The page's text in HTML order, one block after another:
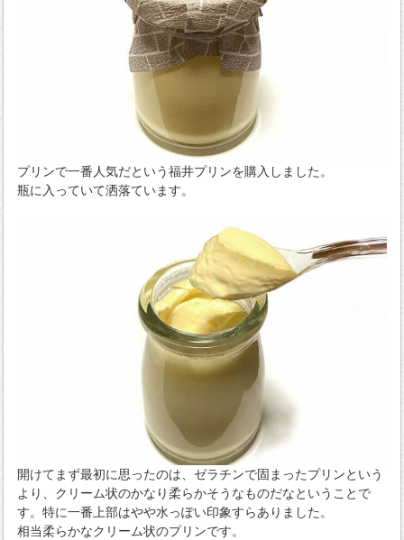
プリンで一番人気だという福井プリンを購入しました。
瓶に入っていて洒落ています。
開けてまず最初に思ったのは、ゼラチンで固まったプリンという
より、クリーム状のかなり柔らかそうなものだなということで
す。特に一番上部はやや水っぽい印象すらありました。
相当柔らかなクリーム状のプリンです。